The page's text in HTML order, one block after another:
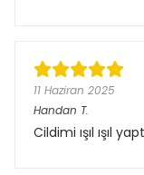
11 Haziran 2025
Handan T.
Cildimi ışıl ışıl